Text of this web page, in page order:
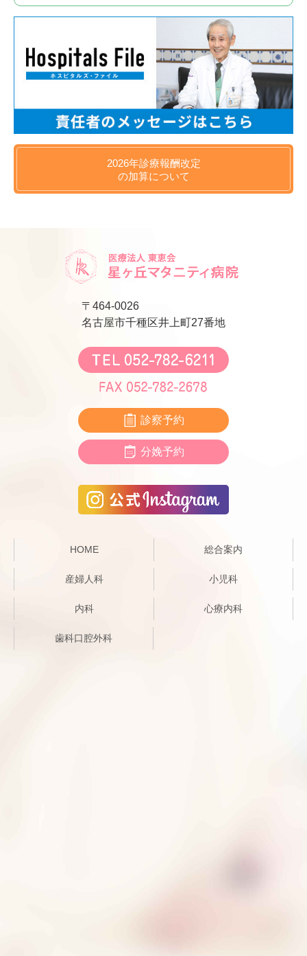
2026年診療報酬改定
の加算について
〒464-0026
名古屋市千種区井上町27番地
診察予約
分娩予約
HOME 総合案内
産婦人科 小児科
内科 心療内科
歯科口腔外科